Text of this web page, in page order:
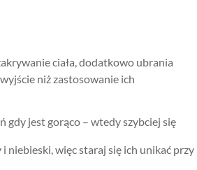
ciała, dodatkowo ubrania
niż zastosowanie ich
gdy jest gorąco – wtedy szybciej się
niebieski, więc staraj się ich unikać przy